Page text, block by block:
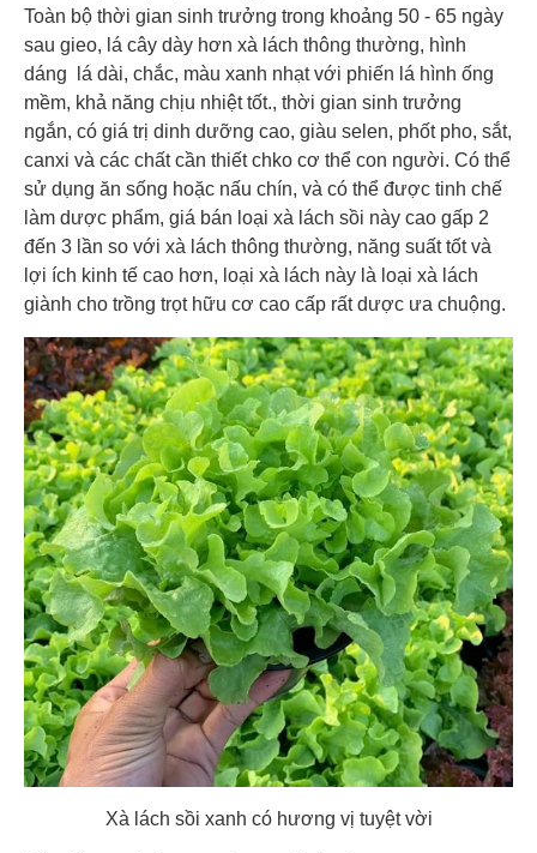
Toàn bộ thời gian sinh trưởng trong khoảng 50 - 65 ngày
sau gieo, lá cây dày hơn xà lách thông thường, hình
dáng lá dài, chắc, màu xanh nhạt với phiến lá hình ống
mềm, khả năng chịu nhiệt tốt., thời gian sinh trưởng
ngắn, có giá trị dinh dưỡng cao, giàu selen, phốt pho, sắt,
canxi và các chất cần thiết chko cơ thể con người. Có thể
sử dụng ăn sống hoặc nấu chín, và có thể được tinh chế
làm dược phẩm, giá bán loại xà lách sồi này cao gấp 2
đến 3 lần so với xà lách thông thường, năng suất tốt và
lợi ích kinh tế cao hơn, loại xà lách này là loại xà lách
giành cho trồng trọt hữu cơ cao cấp rất dược ưa chuộng.
Xà lách sồi xanh có hương vị tuyệt vời